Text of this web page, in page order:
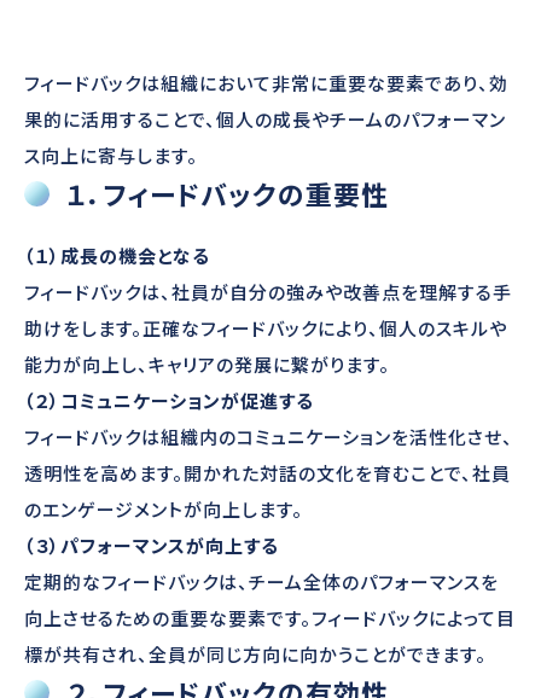
フィードバックは組織において非常に重要な要素であり、効
果的に活用することで、個人の成長やチームのパフォーマン
ス向上に寄与します。
１．フィードバックの重要性
（１）成長の機会となる
フィードバックは、社員が自分の強みや改善点を理解する手
助けをします。正確なフィードバックにより、個人のスキルや
能力が向上し、キャリアの発展に繋がります。
（２）コミュニケーションが促進する
フィードバックは組織内のコミュニケーションを活性化させ、
透明性を高めます。開かれた対話の文化を育むことで、社員
のエンゲージメントが向上します。
（３）パフォーマンスが向上する
定期的なフィードバックは、チーム全体のパフォーマンスを
向上させるための重要な要素です。フィードバックによって目
標が共有され、全員が同じ方向に向かうことができます。